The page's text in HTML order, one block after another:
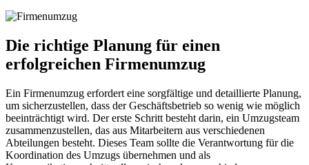
Die richtige Planung für einen
erfolgreichen Firmenumzug
Ein Firmenumzug erfordert eine sorgfältige und detaillierte Planung,
um sicherzustellen, dass der Geschäftsbetrieb so wenig wie möglich
beeinträchtigt wird. Der erste Schritt besteht darin, ein Umzugsteam
zusammenzustellen, das aus Mitarbeitern aus verschiedenen
Abteilungen besteht. Dieses Team sollte die Verantwortung für die
Koordination des Umzugs übernehmen und als